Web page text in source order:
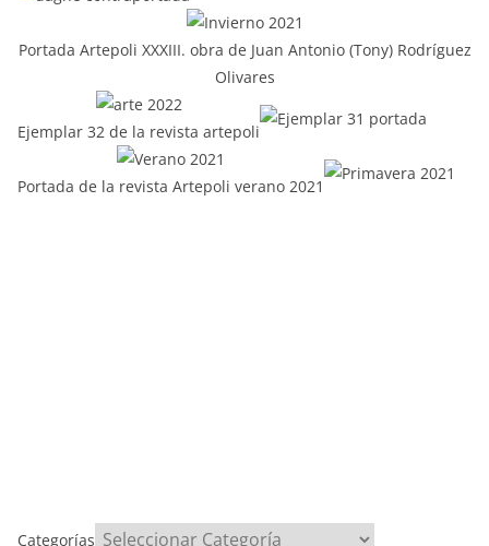
Portada Artepoli XXXIII. obra de Juan Antonio (Tony) Rodríguez
Olivares
Ejemplar 32 de la revista artepoli
Portada de la revista Artepoli verano 2021
Categorías